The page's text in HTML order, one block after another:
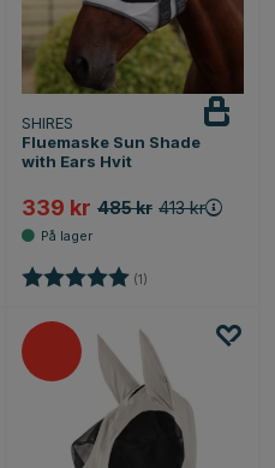
SHIRES
Fluemaske Sun Shade
with Ears Hvit
339 kr 485 kr 413 kr
Karakter: (1)